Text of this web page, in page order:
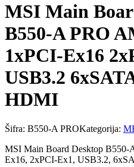
MSI Main
B550-A PRO
1xPCI-Ex16
USB3.2
HDMI
Šifra: B550-A PROKategorija:
MSI Main Board Desktop
Ex16, 2xPCI-Ex1, USB3.2,